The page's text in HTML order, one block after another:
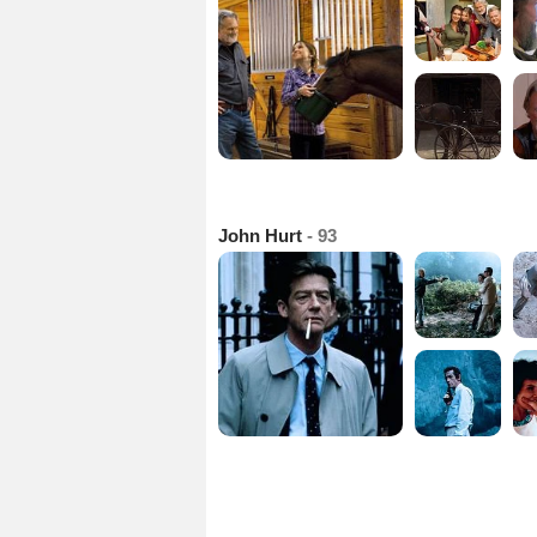
John Hurt - 93